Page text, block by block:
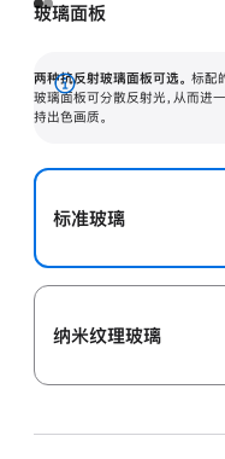
玻璃面板
两种抗反射玻璃面板可选。 标配
玻璃面板可分散反射光，从而进
持出色画质。
展
开
标准玻璃
纳米纹理玻璃